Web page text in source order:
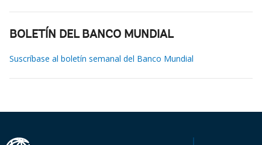
BOLETÍN DEL BANCO MUNDIAL
Suscríbase al boletín semanal del Banco Mundial